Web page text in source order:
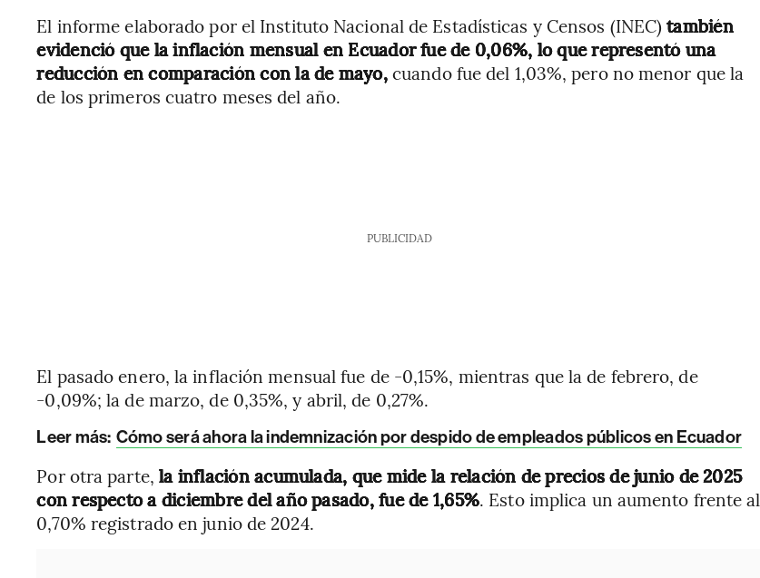
El informe elaborado por el Instituto Nacional de Estadísticas y Censos (INEC)también
evidenció que la inflación mensual en Ecuador fue de 0,06%, lo que representó una
reducción en comparación con la de mayo,cuando fue del 1,03%, pero no menor que la
de los primeros cuatro meses del año.
PUBLICIDAD
El pasado enero, la inflación mensual fue de -0,15%, mientras que la de febrero, de
-0,09%; la de marzo, de 0,35%, y abril, de 0,27%.
Leer más: Cómo será ahora la indemnización por despido de empleados públicos en Ecuador
Por otra parte, la inflación acumulada, que mide la relación de precios de junio de 2025
con respecto a diciembre del año pasado, fue de 1,65%. Esto implica un aumento frente al
0,70% registrado en junio de 2024.